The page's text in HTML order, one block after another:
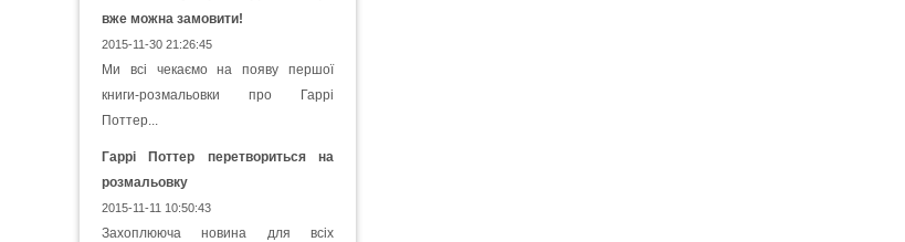
вже можна замовити!
2015-11-30 21:26:45
Ми всі чекаємо на появу першої
книги-розмальовки про Гаррі
Поттер...
Гаррі Поттер перетвориться на
розмальовку
2015-11-11 10:50:43
Захоплююча новина для всіх